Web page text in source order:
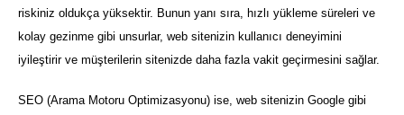
riskiniz oldukça yüksektir. Bunun yanı sıra, hızlı yükleme süreleri ve
kolay gezinme gibi unsurlar, web sitenizin kullanıcı deneyimini
iyileştirir ve müşterilerin sitenizde daha fazla vakit geçirmesini sağlar.
SEO (Arama Motoru Optimizasyonu) ise, web sitenizin Google gibi